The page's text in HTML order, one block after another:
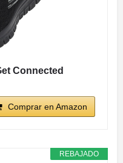
Connected
Comprar en Amazon
REBAJADO